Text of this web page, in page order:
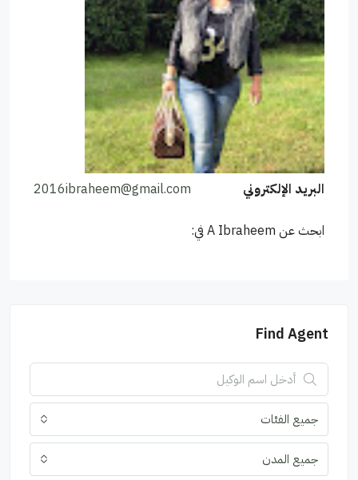
البريد الإلكتروني 2016ibraheem@gmail.com
ابحث عن A Ibraheem في:
Find Agent
جميع الفئات
جميع المدن